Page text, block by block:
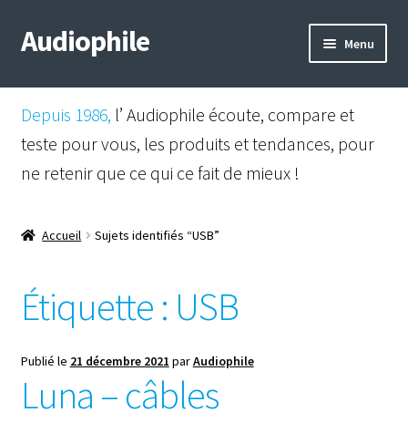
Aller
à
Aller
au
Audiophile Menu
Mail
Shop
Instagram
Facebook
Depuis 1986, l’ Audiophile écoute, compare et
teste pour vous, les produits et tendances, pour
ne retenir que ce qui ce fait de mieux !
Accueil Sujets identifiés “USB”
Étiquette : USB
Publié le 21 décembre 2021 parAudiophile
Luna – câbles